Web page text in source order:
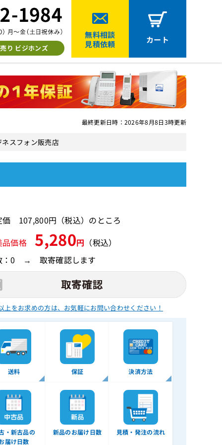
り ビジホンズ
無料相談
見積依頼
カート
最終更新日時：2026年8月8日3時更新
スフォン販売店
価 107,800円（税込）のところ
品価格 5,280円 （税込）
：0 → 取寄確認します
上をお求めの方は、 お気軽にお問い合わせください！
送料 保証 決済方法
・新古品の
届け日数
新品のお届け日数 見積・発注の流れ